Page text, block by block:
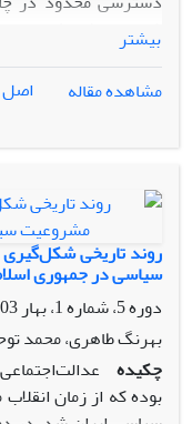
شد. این پژوهش با
تحلیل نقش چهار
انقلابی، جبهه ملی و
بازمانده از رژیم
توانست نهادهای رسمی
قالب نظم دسترسی
سایر بازیگران به
محدودیت در مشروعیت
نهادهای کارآمد،
نهادهای سنتی-مذهبی،
رقابت نهادی، از
دستیابی به توسعه
بیشتر
مشاهده مقاله
اصل
روند تاریخی
سیاسی در جمهوری
دوره 5، شماره 1، بهار 1403، صفحه
بهرنگ طاهری، محمد
چکیده
بوده که از زمان